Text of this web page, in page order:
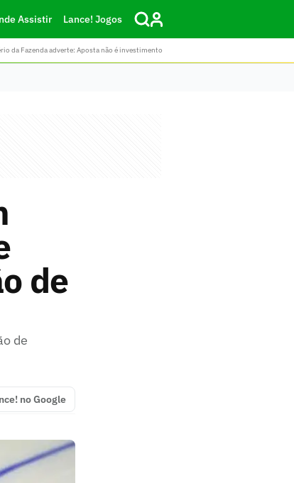
Assistir Lance! Jogos
da Fazenda adverte: Aposta não é investimento
de
de
no Google